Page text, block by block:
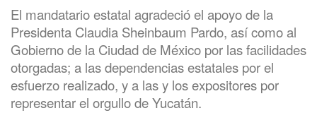
El mandatario estatal agradeció el apoyo de la
Presidenta Claudia Sheinbaum Pardo, así como al
Gobierno de la Ciudad de México por las facilidades
otorgadas; a las dependencias estatales por el
esfuerzo realizado, y a las y los expositores por
representar el orgullo de Yucatán.